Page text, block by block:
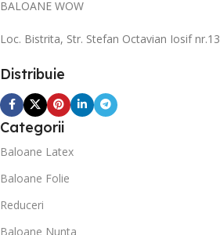
BALOANE WOW
Loc. Bistrita, Str. Stefan Octavian Iosif nr.13
Distribuie
Categorii
Baloane Latex
Baloane Folie
Reduceri
Baloane Nunta